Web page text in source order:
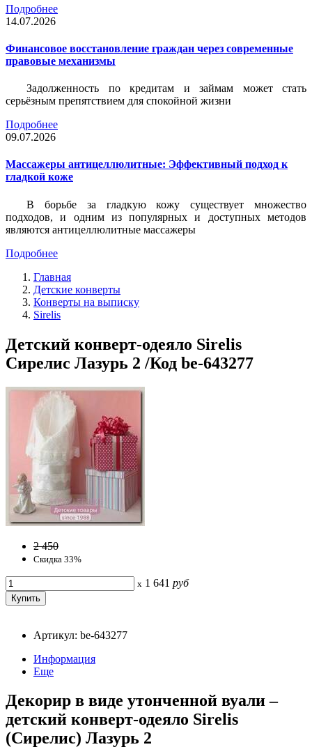
Подробнее
14.07.2026
Финансовое восстановление граждан через современные
правовые механизмы
Задолженность по кредитам и займам может стать
серьёзным препятствием для спокойной жизни
Подробнее
09.07.2026
Массажеры антицеллюлитные: Эффективный подход к
гладкой коже
В борьбе за гладкую кожу существует множество
подходов, и одним из популярных и доступных методов
являются антицеллюлитные массажеры
Подробнее
Главная
Детские конверты
Конверты на выписку
Sirelis
Детский конверт-одеяло Sirelis
Сирелис Лазурь 2 /Код be-643277
2 450
Скидка 33%
x 1 641 руб
Артикул: be-643277
Информация
Еще
Декорир в виде утонченной вуали –
детский конверт-одеяло Sirelis
(Сирелис) Лазурь 2